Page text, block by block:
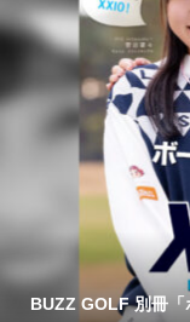
BUZZ GOLF 別冊「